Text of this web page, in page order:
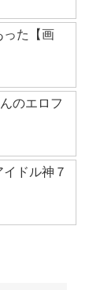
った【画
のエロフ
イドル神７